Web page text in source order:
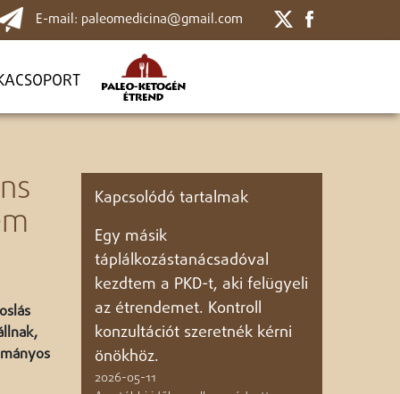
E-mail: paleomedicina@gmail.com
Kapcsolódó tartalmak
Egy másik
táplálkozástanácsadóval
kezdtem a PKD-t, aki felügyeli
az étrendemet. Kontroll
konzultációt szeretnék kérni
önökhöz.
2026-05-11